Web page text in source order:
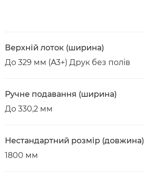
Верхній лоток (ширина)
До 329 мм (A3+) Друк без полів
Ручне подавання (ширина)
До 330,2 мм
Нестандартний розмір (довжина)
1800 мм